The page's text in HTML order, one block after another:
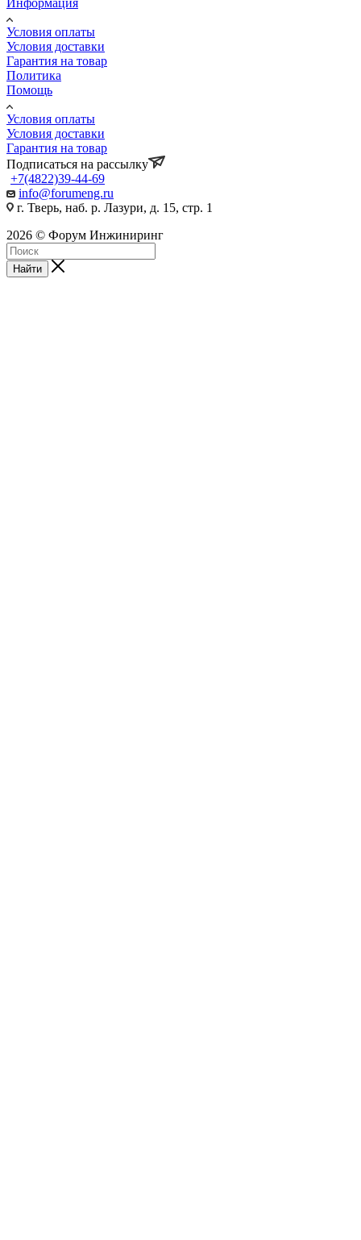
Условия оплаты
Условия доставки
Гарантия на товар
Политика
Помощь
Условия оплаты
Условия доставки
Гарантия на товар
Подписаться на рассылку
+7(4822)39-44-69
info@forumeng.ru
г. Тверь, наб. р. Лазури, д. 15, стр. 1
2026 © Форум Инжиниринг
Найти